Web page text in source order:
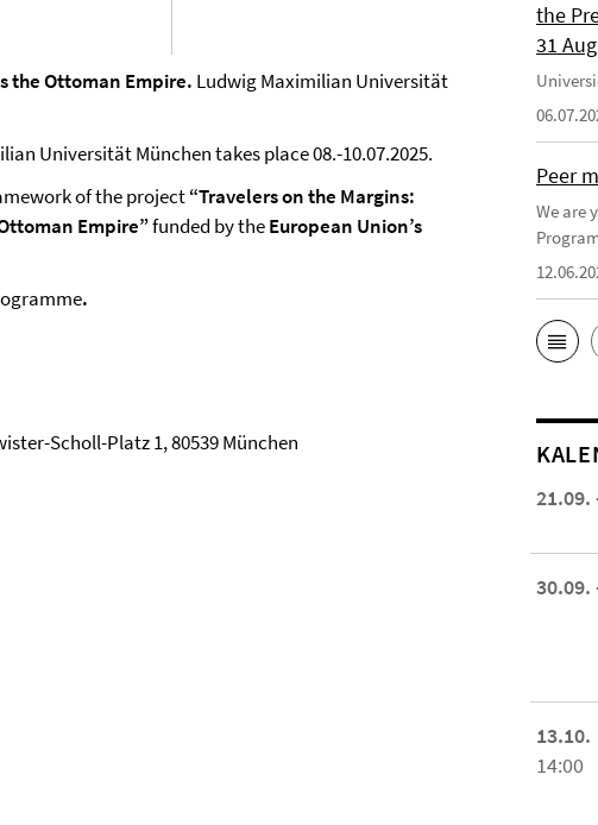
the Ottoman Empire. Ludwig Maximilian Universität
Universität München takes place 08.-10.07.2025.
of the project“Travelers on the Margins:
Empire”funded by theEuropean Union’s
.
Scholl-Platz 1, 80539 München
the
31
Peer
We are
21.09.
30.09.
13.10.
14:00